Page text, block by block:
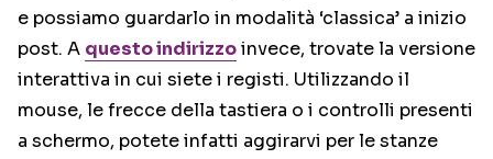
e possiamo guardarlo in modalità ‘classica’ a inizio
post. A questo indirizzoinvece, trovate la versione
interattiva in cui siete i registi. Utilizzando il
mouse, le frecce della tastiera o i controlli presenti
a schermo, potete infatti aggirarvi per le stanze